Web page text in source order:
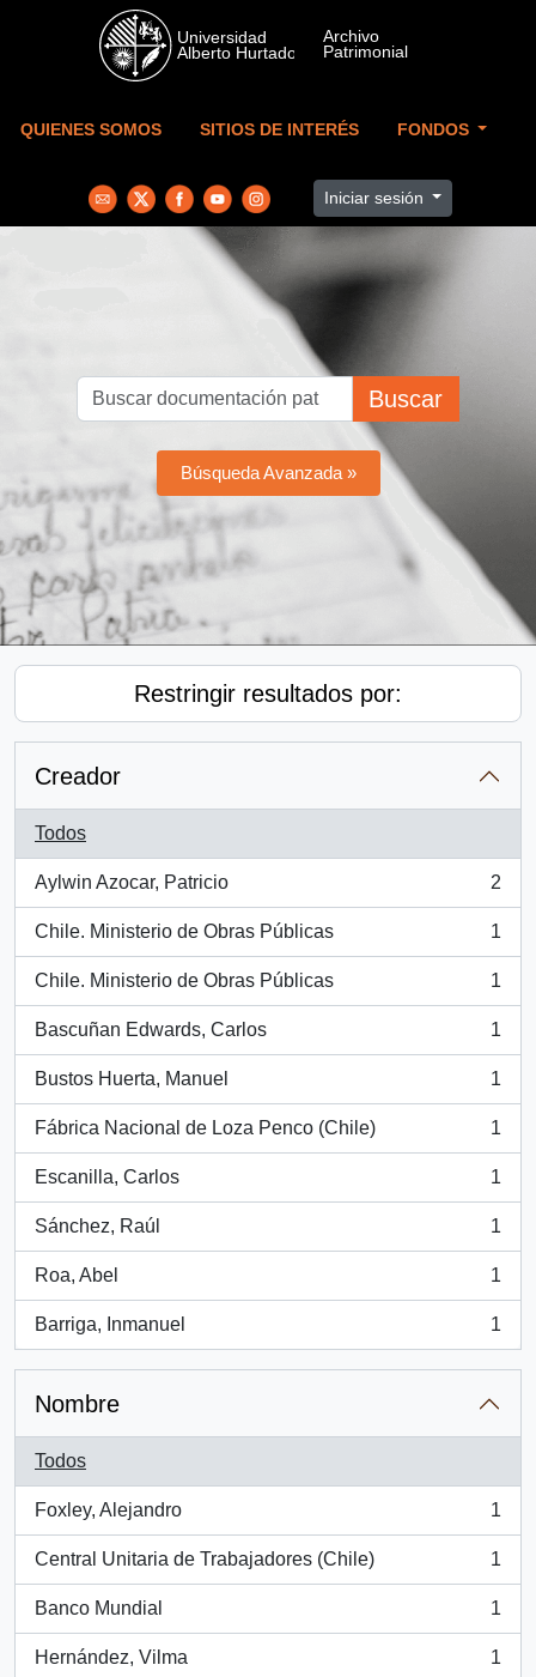
Skip to main content
QUIENES SOMOS SITIOS DE INTERÉS FONDOS
Iniciar sesión
Buscar
Búsqueda Avanzada »
Restringir resultados por:
Creador
Todos
Aylwin Azocar, Patricio
, 2 resultados
2
Chile. Ministerio de Obras Públicas
, 1 resultados
1
Chile. Ministerio de Obras Públicas
, 1 resultados
1
Bascuñan Edwards, Carlos
, 1 resultados
1
Bustos Huerta, Manuel
, 1 resultados
1
Fábrica Nacional de Loza Penco (Chile)
, 1 resultados
1
Escanilla, Carlos
, 1 resultados
1
Sánchez, Raúl
, 1 resultados
1
Roa, Abel
, 1 resultados
1
Barriga, Inmanuel
, 1 resultados
1
Nombre
Todos
Foxley, Alejandro
, 1 resultados
1
Central Unitaria de Trabajadores (Chile)
, 1 resultados
1
Banco Mundial
, 1 resultados
1
Hernández, Vilma
, 1 resultados
1